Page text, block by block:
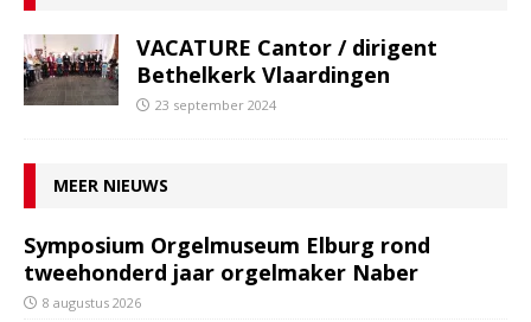
VACATURE Cantor / dirigent
Bethelkerk Vlaardingen
23 september 2024
MEER NIEUWS
Symposium Orgelmuseum Elburg rond
tweehonderd jaar orgelmaker Naber
8 augustus 2026